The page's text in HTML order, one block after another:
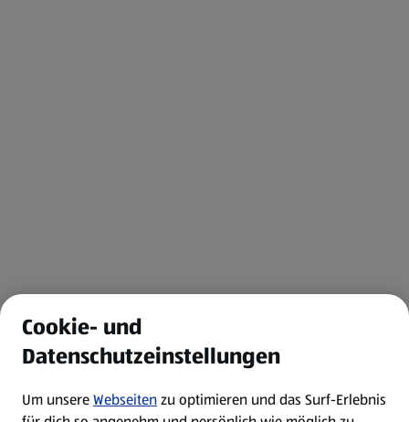
Cookie- und
Datenschutzeinstellungen
Um unsereWebseitenzu optimieren und das Surf-Erlebnis